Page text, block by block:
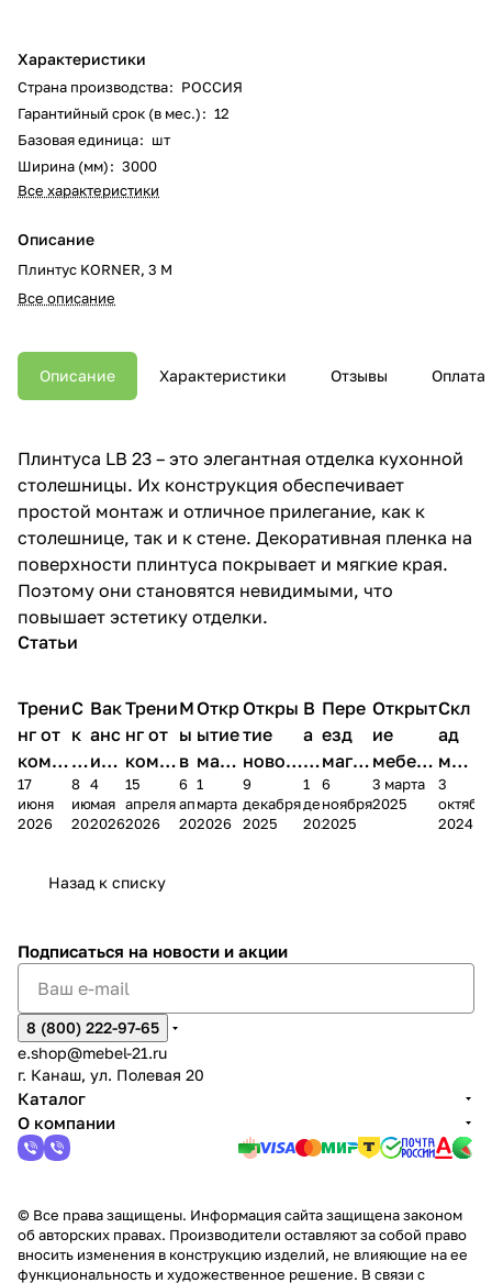
Характеристики
Страна производства: РОССИЯ
Гарантийный срок (в мес.): 12
Базовая единица: шт
Ширина (мм): 3000
Все характеристики
Описание
Плинтус KORNER, 3 М
Все описание
Описание Характеристики Отзывы Оплата
Плинтуса LB 23 – это элегантная отделка кухонной
столешницы. Их конструкция обеспечивает
простой монтаж и отличное прилегание, как к
столешнице, так и к стене. Декоративная пленка на
поверхности плинтуса покрывает и мягкие края.
Поэтому они становятся невидимыми, что
повышает эстетику отделки.
Статьи
Трени
нг от
комп
ании
Мело
17
июня
2026
С
к
и
д
к
2
8
июня
2026
Вак
анс
ия в
Чеб
окс
4
мая
2026
Трени
нг от
комп
ании
Мело
15
апреля
2026
М
ы
в
М
А
6
апреля
2026
Откр
ытие
мага
зина
в
1
марта
2026
Откры
тие
новог
о
магаз
9
декабря
2025
В
а
к
а
н
1
декабря
2025
Пере
езд
магаз
ина в
г.
6
ноября
2025
Открыт
ие
мебель
ного
салона
3 марта
2025
Скл
ад
меб
ели
пер
3
2024
Назад к списку
Подписаться на новости и акции
8 (800) 222-97-65
e.shop@mebel-21.ru
г. Канаш, ул. Полевая 20
Каталог
О компании
© Все права защищены. Информация сайта защищена законом
об авторских правах. Производители оставляют за собой право
вносить изменения в конструкцию изделий, не влияющие на ее
функциональность и художественное решение. В связи с